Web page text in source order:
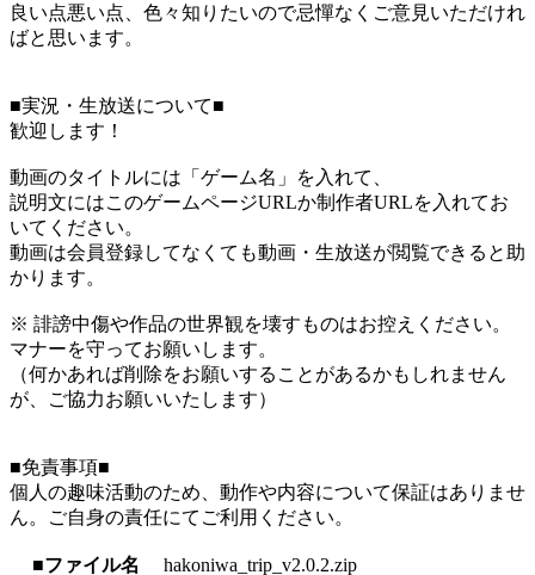
良い点悪い点、色々知りたいので忌憚なくご意見いただけれ
ばと思います。
■実況・生放送について■
歓迎します！
動画のタイトルには「ゲーム名」を入れて、
説明文にはこのゲームページURLか制作者URLを入れてお
いてください。
動画は会員登録してなくても動画・生放送が閲覧できると助
かります。
※ 誹謗中傷や作品の世界観を壊すものはお控えください。
マナーを守ってお願いします。
（何かあれば削除をお願いすることがあるかもしれません
が、ご協力お願いいたします）
■免責事項■
個人の趣味活動のため、動作や内容について保証はありませ
ん。ご自身の責任にてご利用ください。
■ファイル名
hakoniwa_trip_v2.0.2.zip